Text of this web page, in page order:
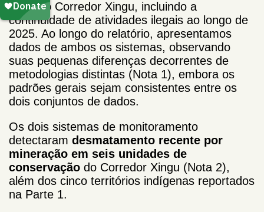
2018 no Corredor Xingu, incluindo a
continuidade de atividades ilegais ao longo de
2025. Ao longo do relatório, apresentamos
dados de ambos os sistemas, observando
suas pequenas diferenças decorrentes de
metodologias distintas (Nota 1), embora os
padrões gerais sejam consistentes entre os
dois conjuntos de dados.
Os dois sistemas de monitoramento
detectaram desmatamento recente por
mineração em seis unidades de
conservação do Corredor Xingu (Nota 2),
além dos cinco territórios indígenas reportados
na Parte 1.